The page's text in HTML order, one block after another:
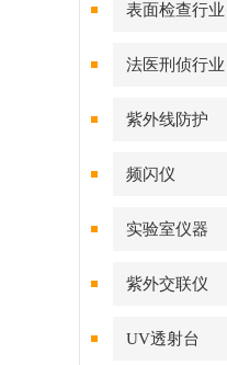
表面检查行业
法医刑侦行业
紫外线防护
频闪仪
实验室仪器
紫外交联仪
UV透射台